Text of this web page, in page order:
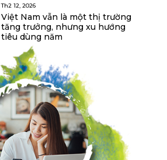
Th2 12, 2026
Việt Nam vẫn là một thị trường
tăng trưởng, nhưng xu hướng
tiêu dùng năm